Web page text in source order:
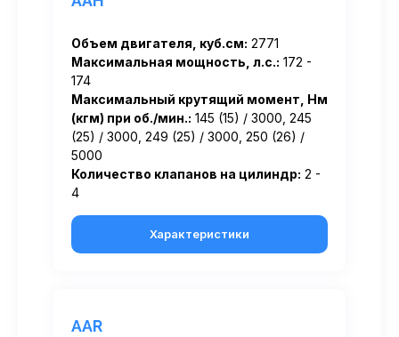
Объем двигателя, куб.см: 2771
Максимальная мощность, л.с.: 172 -
174
Максимальный крутящий момент, Нм
(кгм) при об./мин.: 145 (15) / 3000, 245
(25) / 3000, 249 (25) / 3000, 250 (26) /
5000
Количество клапанов на цилиндр: 2 -
4
Характеристики
AAR